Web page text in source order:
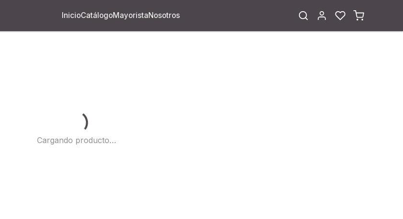
InicioCatálogoMayoristaNosotros
Cargando...
Cargando producto…